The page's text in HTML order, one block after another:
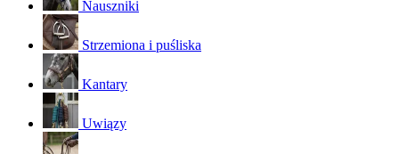
Nauszniki
Strzemiona i puśliska
Kantary
Uwiązy